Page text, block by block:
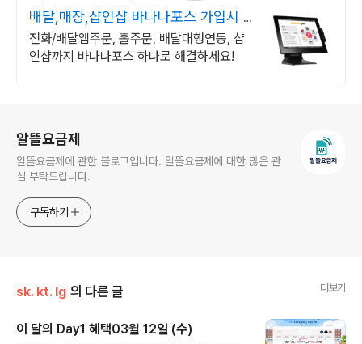
배달,매장,샵인샵 바나나포스 가입시 1
개월 무료
전화/배달앱주문, 홀주문, 배달대행연동, 샵
인샵까지 바나나포스 하나로 해결하세요!
알뜰요금제
알뜰요금제에 관한 블로그입니다. 알뜰요금제에 대한 많은 관
심 부탁드립니다.
구독하기
sk. kt. lg 의 다른 글 더보기
이 달의 Day1 혜택03월 12일 (수)